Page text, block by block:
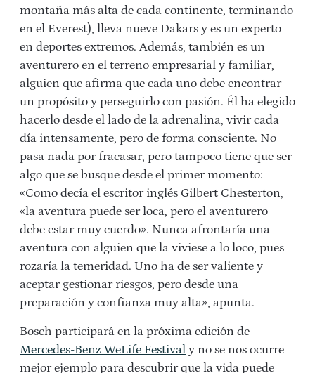
montaña más alta de cada continente, terminando
en el Everest), lleva nueve Dakars y es un experto
en deportes extremos. Además, también es un
aventurero en el terreno empresarial y familiar,
alguien que afirma que cada uno debe encontrar
un propósito y perseguirlo con pasión. Él ha elegido
hacerlo desde el lado de la adrenalina, vivir cada
día intensamente, pero de forma consciente. No
pasa nada por fracasar, pero tampoco tiene que ser
algo que se busque desde el primer momento:
«Como decía el escritor inglés Gilbert Chesterton,
«la aventura puede ser loca, pero el aventurero
debe estar muy cuerdo». Nunca afrontaría una
aventura con alguien que la viviese a lo loco, pues
rozaría la temeridad. Uno ha de ser valiente y
aceptar gestionar riesgos, pero desde una
preparación y confianza muy alta», apunta.
Bosch participará en la próxima edición de
Mercedes-Benz WeLife Festival y no se nos ocurre
mejor ejemplo para descubrir que la vida puede